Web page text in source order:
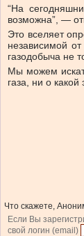
“На
возможна”, —
Это вселяет
независимой
газодобыча не
Мы можем
газа, ни о какой
Что скажете,
Если Вы
свой логин (email)